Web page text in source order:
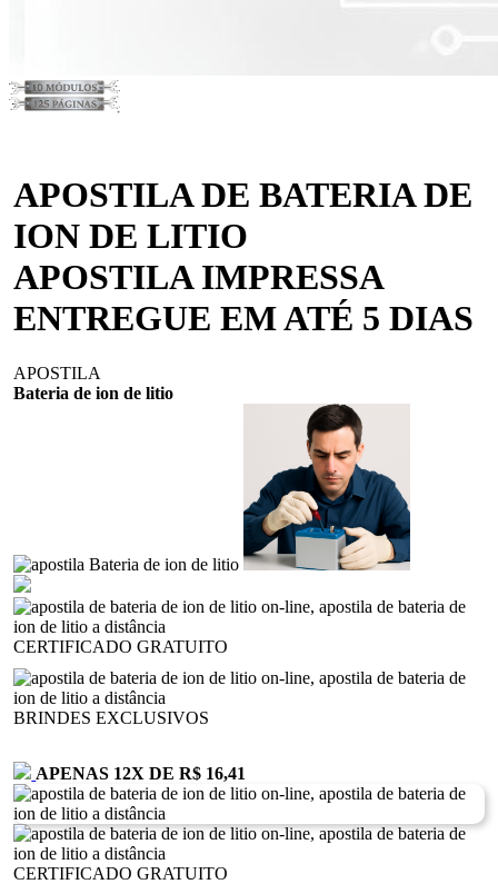
APOSTILA DE BATERIA DE
ION DE LITIO
APOSTILA IMPRESSA
ENTREGUE EM ATÉ 5 DIAS
APOSTILA
Bateria de ion de litio
CERTIFICADO GRATUITO
BRINDES EXCLUSIVOS
APENAS 12X DE R$ 16,41
CERTIFICADO GRATUITO